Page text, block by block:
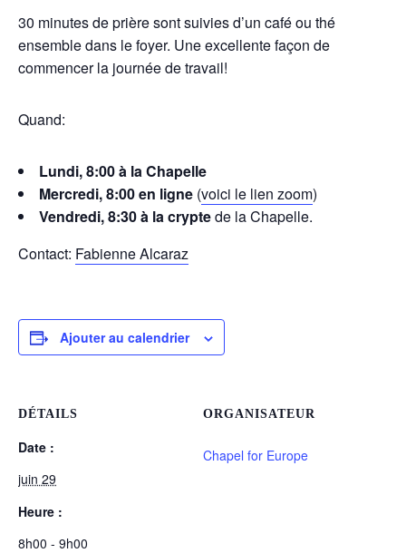
30 minutes de prière sont suivies d’un café ou thé
ensemble dans le foyer. Une excellente façon de
commencer la journée de travail!
Quand:
Lundi, 8:00 à la Chapelle
Mercredi, 8:00 en ligne (voici le lien zoom)
Vendredi, 8:30 à la cryptede la Chapelle.
Contact: Fabienne Alcaraz
Ajouter au calendrier
DÉTAILS
Date :
juin 29
Heure :
8h00 - 9h00
ORGANISATEUR
Chapel for Europe